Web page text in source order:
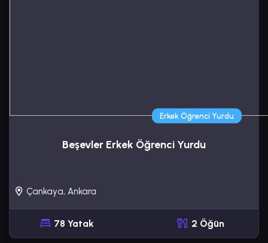
Erkek Öğrenci Yurdu
Beşevler Erkek Öğrenci Yurdu
Çankaya, Ankara
78 Yatak 2 Öğün